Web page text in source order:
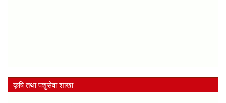
कृषि तथा पशुसेवा शाखा